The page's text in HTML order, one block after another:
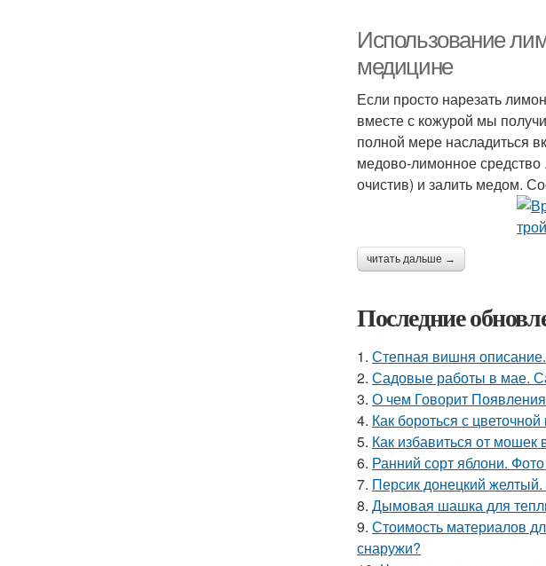
Использование
медицине
Если просто нарезать
вместе с кожурой мы
полной мере насладиться
медово-лимонное средство
очистив) и залить медом.
читать дальше →
Последние
1. Степная вишня
2. Садовые работы в мае.
3. О чем Говорит
4. Как бороться с
5. Как избавиться от
6. Ранний сорт яблони.
7. Персик донецкий
8. Дымовая шашка для
9. Стоимость материалов
снаружи?